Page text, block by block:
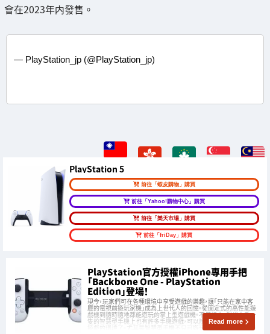
會在2023年内發售。
— PlayStation_jp (@PlayStation_jp)
PlayStation 5
前往「蝦皮購物」購買
前往「Yahoo!購物中心」購買
前往「樂天市場」購買
前往「friDay」購買
PlayStation官方授權iPhone專用手把
「Backbone One - PlayStation
Edition」登場！
現今，玩家們可在各種環境中享受遊戲的樂趣，讓「只能在家中客
廳的電視前遊玩家機」成為上世代人的回憶。從固定式的高性能遊
戲機到隨時隨地都能遊玩的掌上型遊戲機。不僅如此，現代人手一
隻的智慧型手機上也有許多手機遊戲，可以說是幾乎沒有不能玩
遊戲的環境了。尤其是智慧型手機不只可遊玩手機遊戲，就連透過
Read more